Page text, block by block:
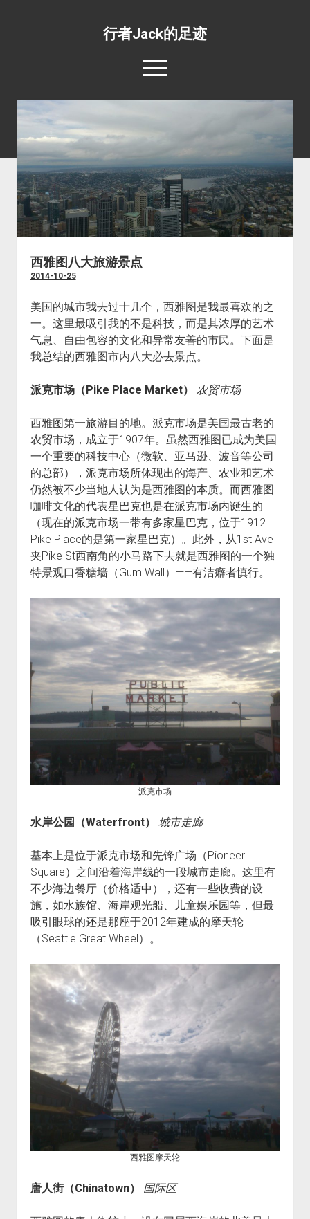
行者Jack的足迹
open
menu
专题照片
dropdown
menu
世界美食
野生动物
宗教场所
文化遗址
边界口岸
世界之最
旅游杂文
open
dropdown
menu
环绕地球一周并不难
工薪族也可以周游世界
目的地推荐
open
dropdown
menu
四条最惊心动魄的航线
五条最具挑战性的公路
五条最值得体验的火车线路
西雅图八大旅游景点
2014-10-25
美国的城市我去过十几个，西雅图是我最喜欢的之
一。这里最吸引我的不是科技，而是其浓厚的艺术
气息、自由包容的文化和异常友善的市民。下面是
我总结的西雅图市内八大必去景点。
派克市场（Pike Place Market） 农贸市场
西雅图第一旅游目的地。派克市场是美国最古老的
农贸市场，成立于1907年。虽然西雅图已成为美国
一个重要的科技中心（微软、亚马逊、波音等公司
的总部），派克市场所体现出的海产、农业和艺术
仍然被不少当地人认为是西雅图的本质。而西雅图
咖啡文化的代表星巴克也是在派克市场内诞生的
（现在的派克市场一带有多家星巴克，位于1912
Pike Place的是第一家星巴克）。此外，从1st Ave
夹Pike St西南角的小马路下去就是西雅图的一个独
特景观口香糖墙（Gum Wall）——有洁癖者慎行。
派克市场
水岸公园（Waterfront） 城市走廊
基本上是位于派克市场和先锋广场（Pioneer
Square）之间沿着海岸线的一段城市走廊。这里有
不少海边餐厅（价格适中），还有一些收费的设
施，如水族馆、海岸观光船、儿童娱乐园等，但最
吸引眼球的还是那座于2012年建成的摩天轮
（Seattle Great Wheel）。
西雅图摩天轮
唐人街（Chinatown） 国际区